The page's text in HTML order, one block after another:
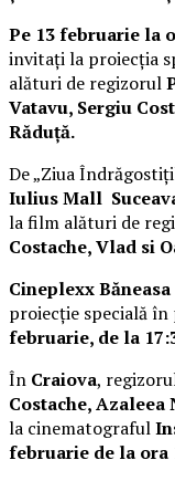
Pe 13 februarie la
invitați la proiecția
alături de regizorul
Vatavu, Sergiu
Răduță.
De „Ziua
Iulius Mall
la film alături de
Costache, Vlad si
Cineplexx
proiecție specială
februarie, de la
În Craiova,
Costache, Azaleea
la cinematograful
februarie de la ora